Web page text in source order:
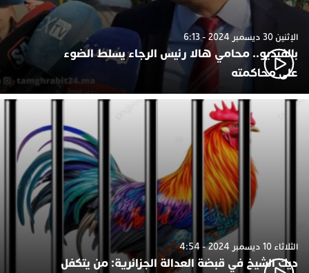
الإثنين 30 ديسمبر 2024 - 6:13
بالفيديو.. محامي هالا رئيس الرجاء يسلط الضوء
على محاكمته
الثلاثاء 10 ديسمبر 2024 - 4:54
ديك الشيخ في قبضة العدالة الجزائرية: من يتكفل